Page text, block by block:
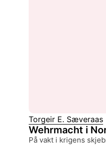
Torgeir E. Sæveraas
Wehrmacht i
på vakt i krigens